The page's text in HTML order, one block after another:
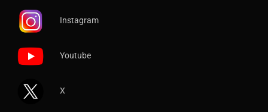
Instagram
Youtube
X